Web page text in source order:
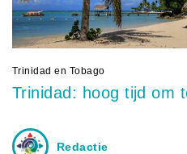
Trinidad en Tobago
Trinidad: hoog tijd om
Redactie